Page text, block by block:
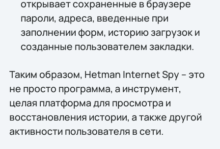
открывает сохраненные в браузере
пароли, адреса, введенные при
заполнении форм, историю загрузок и
созданные пользователем закладки.
Таким образом, Hetman Internet Spy – это
не просто программа, а инструмент,
целая платформа для просмотра и
восстановления истории, а также другой
активности пользователя в сети.